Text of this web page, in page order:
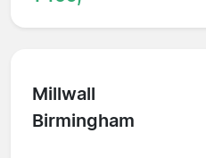
Millwall
Birmingham